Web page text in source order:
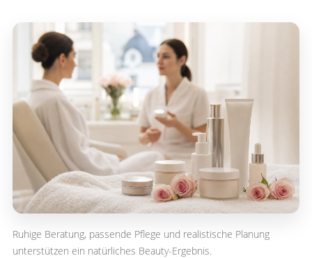
Ruhige Beratung, passende Pflege und realistische Planung
unterstützen ein natürliches Beauty-Ergebnis.